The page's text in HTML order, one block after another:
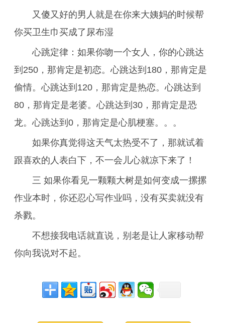
又傻又好的男人就是在你来大姨妈的时候帮
你买卫生巾买成了尿布湿
心跳定律：如果你吻一个女人，你的心跳达
到250，那肯定是初恋。心跳达到180，那肯定是
偷情。心跳达到120，那肯定是热恋。心跳达到
80，那肯定是老婆。心跳达到30，那肯定是恐
龙。心跳达到0，那肯定是心肌梗塞。。。
如果你真觉得这天气太热受不了，那就试着
跟喜欢的人表白下，不一会儿心就凉下来了！
三 如果你看见一颗颗大树是如何变成一摞摞
作业本时，你还忍心写作业吗，没有买卖就没有
杀戮。
不想接我电话就直说，别老是让人家移动帮
你向我说对不起。